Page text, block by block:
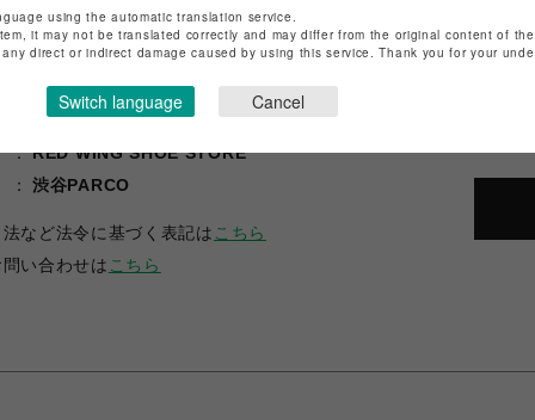
RED WING SHOE STORE
渋谷PARCO
など法令に基づく表記は こちら
い合わせは こちら
using the automatic translation service.
it may not be translated correctly and may differ from the original content of
direct or indirect damage caused by using this service. Thank you for your
Switch language Cancel